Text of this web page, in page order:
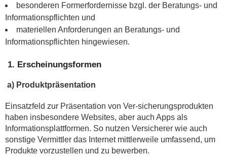
besonderen Formerfordernisse bzgl. der Beratungs- und
Informationspflichten und
materiellen Anforderungen an Beratungs- und
Informationspflichten hingewiesen.
1. Erscheinungsformen
a) Produktpräsentation
Einsatzfeld zur Präsentation von Ver-sicherungsprodukten
haben insbesondere Websites, aber auch Apps als
Informationsplattformen. So nutzen Versicherer wie auch
sonstige Vermittler das Internet mittlerweile umfassend, um
Produkte vorzustellen und zu bewerben.